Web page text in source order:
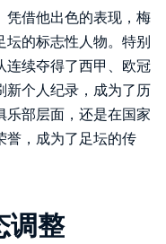
凭借他出色的表现，梅
的标志性人物。特别
连续夺得了西甲、欧冠
新个人纪录，成为了历
乐部层面，还是在国家
誉，成为了足坛的传
调整